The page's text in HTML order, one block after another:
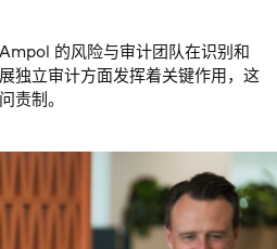
的风险与审计团队在识别和
独立审计方面发挥着关键作用，这
责制。